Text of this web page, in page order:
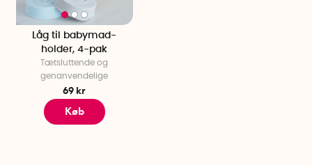
Låg til babymad-
holder, 4-pak
Tætsluttende og
genanvendelige
69 kr
Køb